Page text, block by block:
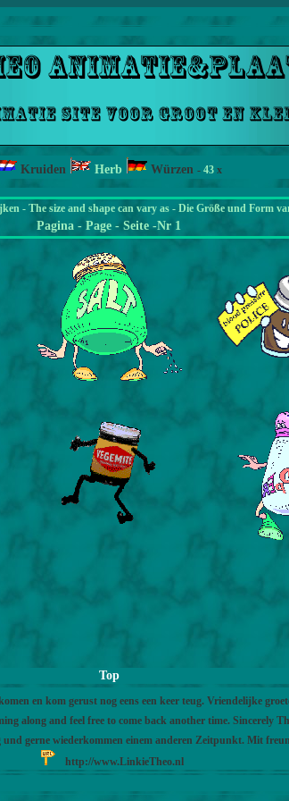
Kruiden Herb Würzen - 43 x
- The size and shape can vary as - Die Größe und Form
Pagina - Page - Seite -Nr 1
Top
en kom gerust nog eens een keer teug. Vriendelijke
along and feel free to come back another time. Sincerely
gerne wiederkommen einem anderen Zeitpunkt. Mit
http://www.LinkieTheo.nl